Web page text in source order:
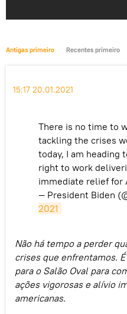
Antigas primeiro Recentes primeiro
15:17 20.01.2021
There is no time to
tackling the crises
today, I am heading
right to work
immediate relief for
— President Biden
2021
Não há tempo a perder
crises que enfrentamos.
para o Salão Oval para
ações vigorosas e alívio
americanas.